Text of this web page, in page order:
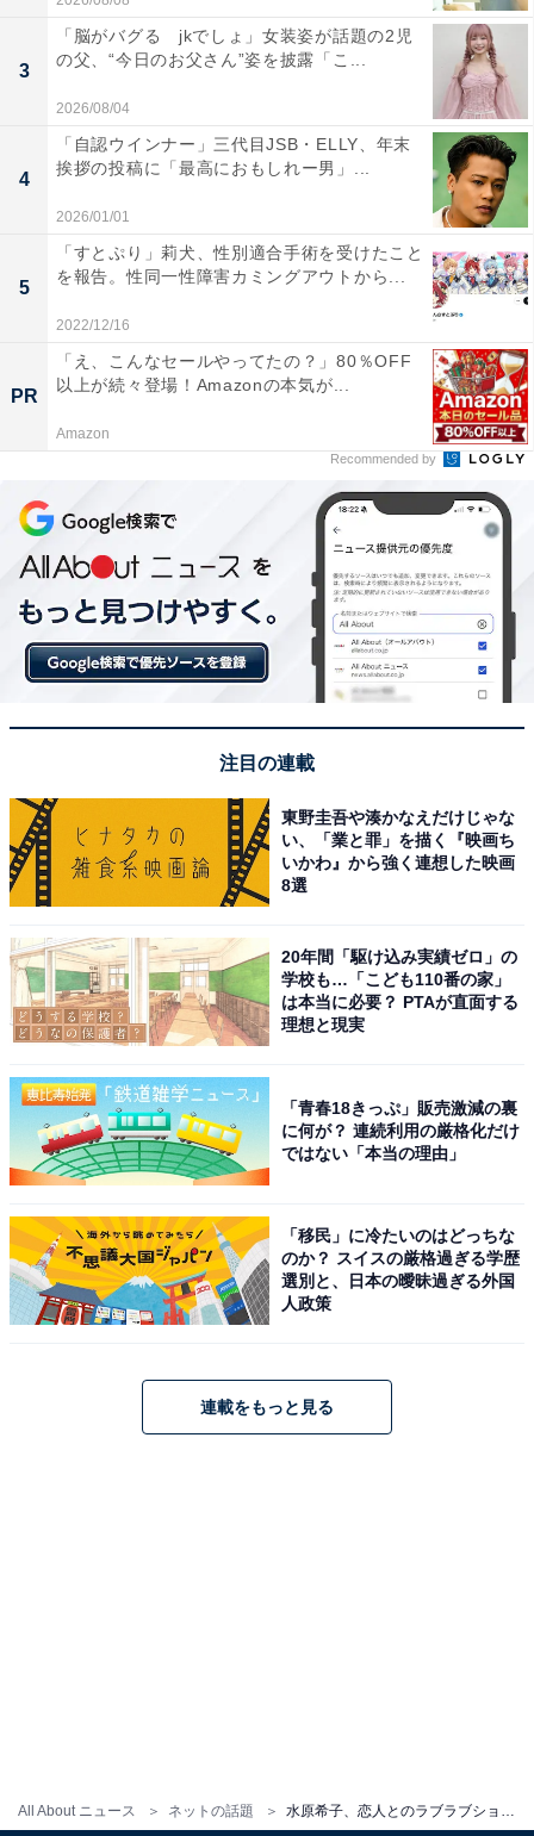
All About ニュース ネットの話題
3
「脳がバグる jkでしょ」女装姿が話題の2児
の父、“今日のお父さん”姿を披露「こ...
2026/08/04
4
「自認ウインナー」三代目JSB・ELLY、年末
挨拶の投稿に「最高におもしれー男」...
2026/01/01
5
「すとぷり」莉犬、性別適合手術を受けたこと
を報告。性同一性障害カミングアウトから...
2022/12/16
PR
「え、こんなセールやってたの？」80％OFF
以上が続々登場！Amazonの本気が...
Amazon
Recommended by
注目の連載
東野圭吾や湊かなえだけじゃな
い、「業と罪」を描く『映画ち
いかわ』から強く連想した映画
8選
20年間「駆け込み実績ゼロ」の
学校も…「こども110番の家」
は本当に必要？ PTAが直面する
理想と現実
「青春18きっぷ」販売激減の裏
に何が？ 連続利用の厳格化だけ
ではない「本当の理由」
「移民」に冷たいのはどっちな
のか？ スイスの厳格過ぎる学歴
選別と、日本の曖昧過ぎる外国
人政策
連載をもっと見る